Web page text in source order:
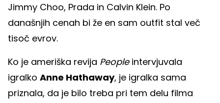
Jimmy Choo, Prada in Calvin Klein. Po
današnjih cenah bi že en sam outfit stal več
tisoč evrov.
Ko je ameriška revija People intervjuvala
igralko Anne Hathaway, je igralka sama
priznala, da je bilo treba pri tem delu filma